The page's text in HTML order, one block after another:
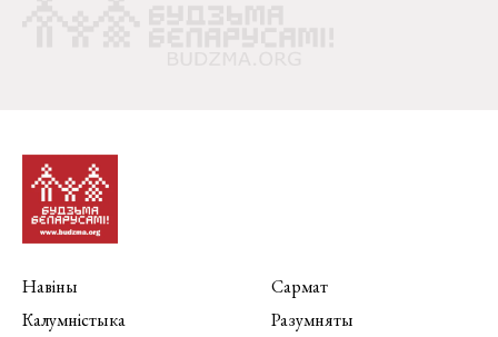
Навіны
Калумністыка
Сармат
Разумняты